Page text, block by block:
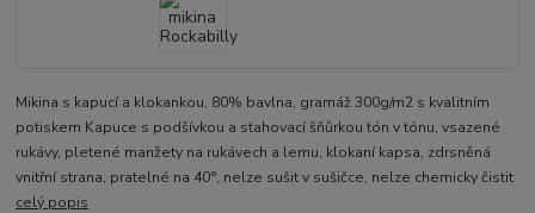
Mikina s kapucí a klokankou, 80% bavlna, gramáž 300g/m2 s kvalitním
potiskem Kapuce s podšívkou a stahovací šňůrkou tón v tónu, vsazené
rukávy, pletené manžety na rukávech a lemu, klokaní kapsa, zdrsněná
vnitřní strana, pratelné na 40°, nelze sušit v sušičce, nelze chemicky čistit
celý popis